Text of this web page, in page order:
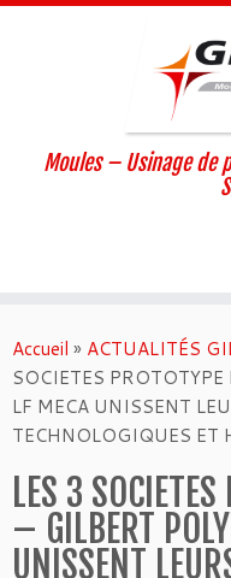
au
contenu
Moules – Usinage
Accueil » ACTUALITÉS
SOCIETES
LF MECA UNISSENT
TECHNOLOGIQUES ET
LES 3
– GILBERT
UNISSENT